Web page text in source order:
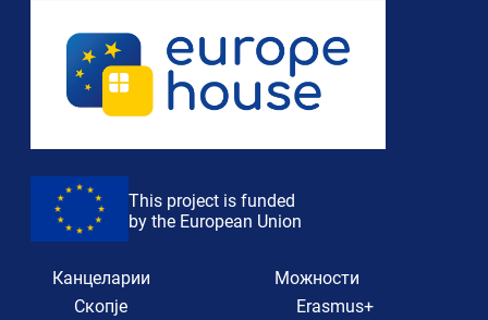
This project is funded
by the European Union
Канцеларии
Скопје
Можности
Erasmus+